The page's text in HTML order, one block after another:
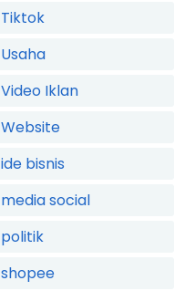
Tiktok
Usaha
Video Iklan
Website
ide bisnis
media social
politik
shopee